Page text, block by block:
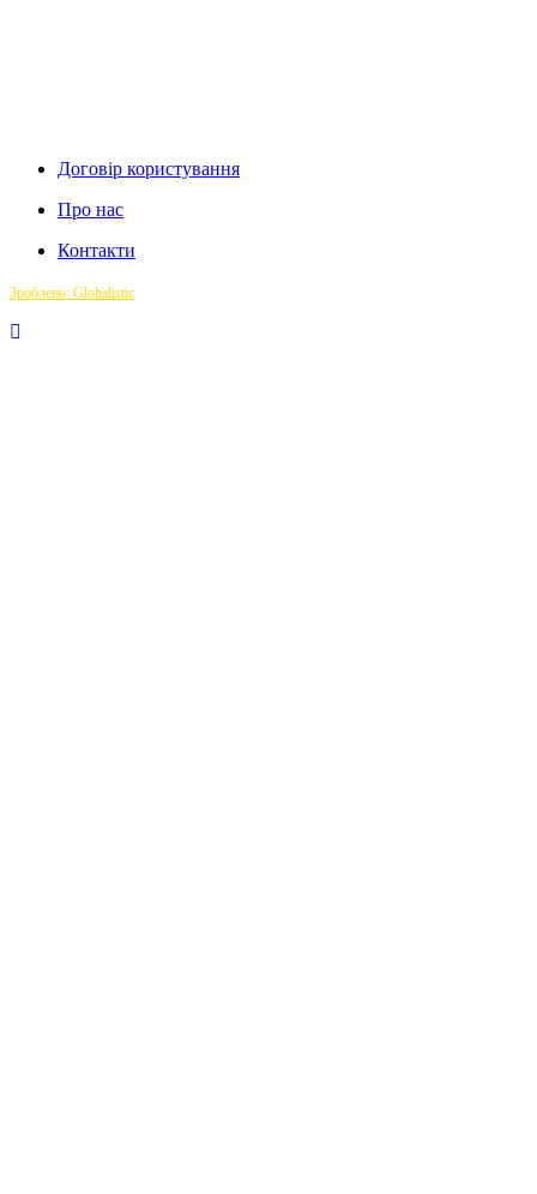
Договір користування
Про нас
Контакти
Зроблено: Globalistic